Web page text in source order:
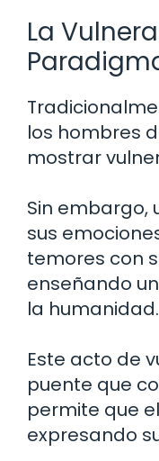
La
los hombres
mostrar
Sin embargo,
sus
temores con
enseñando
la humanidad.
Este acto de
puente que
permite que
expresando